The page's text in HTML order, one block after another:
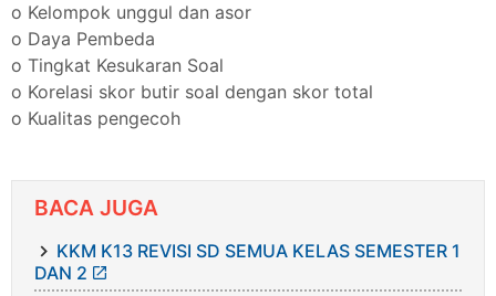
o Kelompok unggul dan asor
o Daya Pembeda
o Tingkat Kesukaran Soal
o Korelasi skor butir soal dengan skor total
o Kualitas pengecoh
BACA JUGA
KKM K13 REVISI SD SEMUA KELAS SEMESTER 1
DAN 2